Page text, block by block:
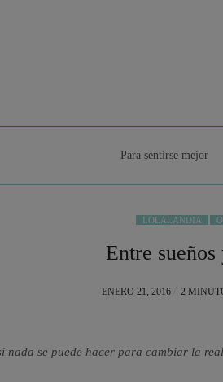
Para sentirse mejor
LOLALANDIA
Entre
POSTED
ENERO 21, 2016 2
nada se puede hacer para cambiar la